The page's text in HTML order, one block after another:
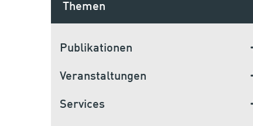
Themen
Publikationen
Veranstaltungen
Services